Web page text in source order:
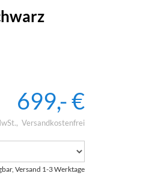
699,- €
Versandkostenfrei
Versand 1-3 Werktage